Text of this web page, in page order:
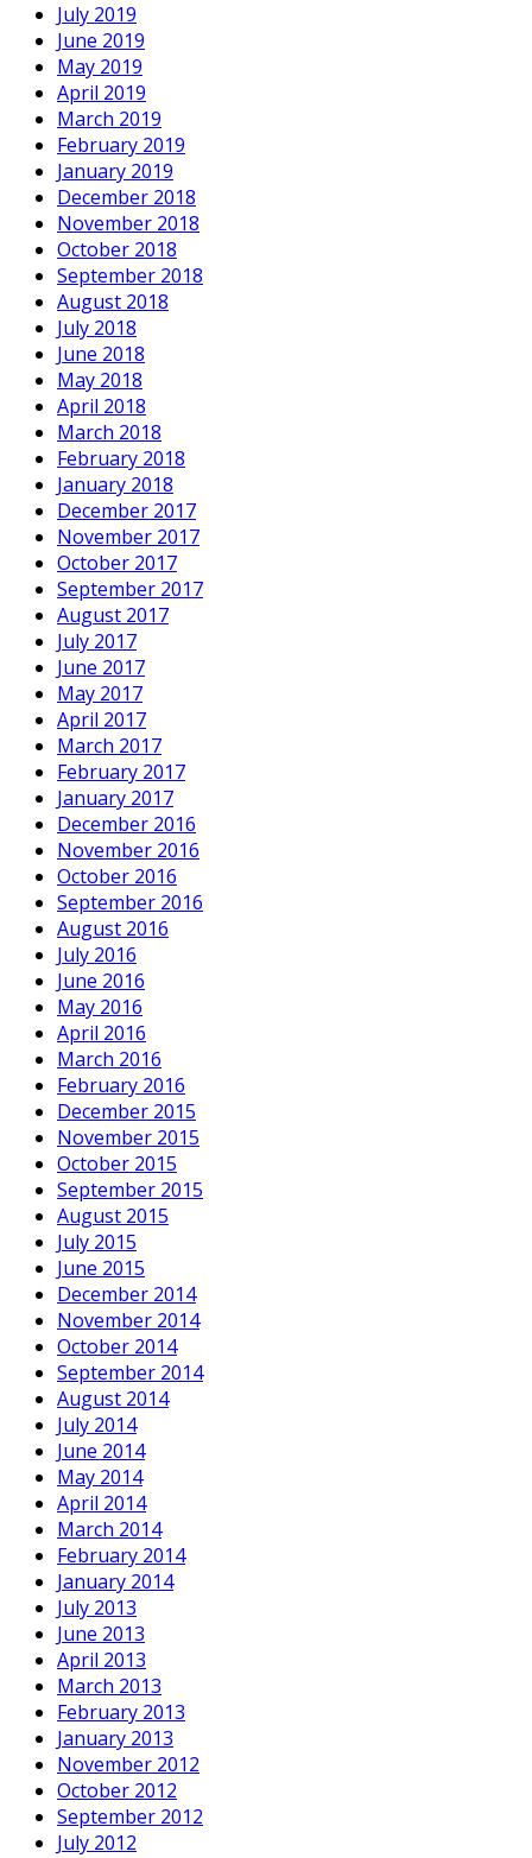
July 2019
June 2019
May 2019
April 2019
March 2019
February 2019
January 2019
December 2018
November 2018
October 2018
September 2018
August 2018
July 2018
June 2018
May 2018
April 2018
March 2018
February 2018
January 2018
December 2017
November 2017
October 2017
September 2017
August 2017
July 2017
June 2017
May 2017
April 2017
March 2017
February 2017
January 2017
December 2016
November 2016
October 2016
September 2016
August 2016
July 2016
June 2016
May 2016
April 2016
March 2016
February 2016
December 2015
November 2015
October 2015
September 2015
August 2015
July 2015
June 2015
December 2014
November 2014
October 2014
September 2014
August 2014
July 2014
June 2014
May 2014
April 2014
March 2014
February 2014
January 2014
July 2013
June 2013
April 2013
March 2013
February 2013
January 2013
November 2012
October 2012
September 2012
July 2012